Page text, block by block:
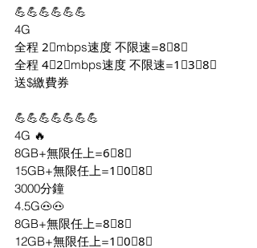
💪💪💪💪💪💪
4G
全程 2⃣mbps速度 不限速=8⃣8⃣
全程 4⃣2⃣mbps速度 不限速=1⃣3⃣8⃣
送$繳費券
💪💪💪💪💪💪💪
4G 🔥
8GB+無限任上=6⃣8⃣
15GB+無限任上=1⃣0⃣8⃣
3000分鐘
4.5G🐽🐽
8GB+無限任上=8⃣8⃣
12GB+無限任上=1⃣0⃣8⃣